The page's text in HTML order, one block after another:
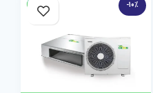
-10%